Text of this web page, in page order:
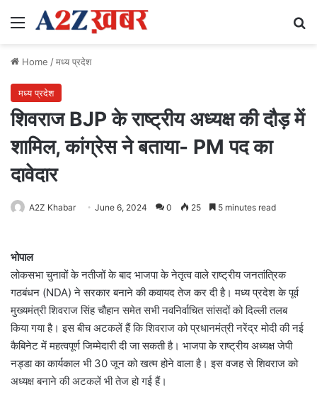
Menu
Home /मध्य प्रदेश
मध्य प्रदेश
शिवराज BJP के राष्ट्रीय अध्यक्ष की दौड़ में
शामिल, कांग्रेस ने बताया- PM पद का
दावेदार
A2Z Khabar June 6, 2024 0 25 5 minutes read
भोपाल
लोकसभा चुनावों के नतीजों के बाद भाजपा के नेतृत्व वाले राष्ट्रीय जनतांत्रिक
गठबंधन (NDA) ने सरकार बनाने की कवायद तेज कर दी है। मध्य प्रदेश के पूर्व
मुख्यमंत्री शिवराज सिंह चौहान समेत सभी नवनिर्वाचित सांसदों को दिल्ली तलब
किया गया है। इस बीच अटकलें हैं कि शिवराज को प्रधानमंत्री नरेंद्र मोदी की नई
कैबिनेट में महत्वपूर्ण जिम्मेदारी दी जा सकती है। भाजपा के राष्ट्रीय अध्यक्ष जेपी
नड्डा का कार्यकाल भी 30 जून को खत्म होने वाला है। इस वजह से शिवराज को
अध्यक्ष बनाने की अटकलें भी तेज हो गई हैं।